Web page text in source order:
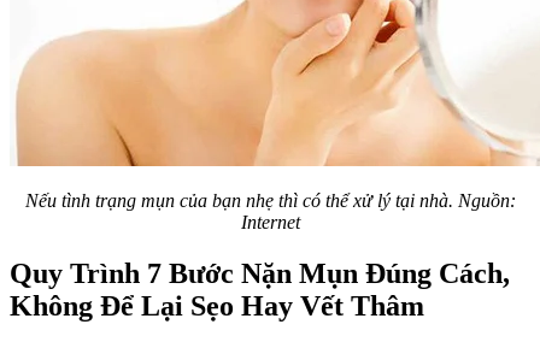
Nếu tình trạng mụn của bạn nhẹ thì có thể xử lý tại nhà. Nguồn:
Internet
Quy Trình 7 Bước Nặn Mụn Đúng Cách,
Không Để Lại Sẹo Hay Vết Thâm